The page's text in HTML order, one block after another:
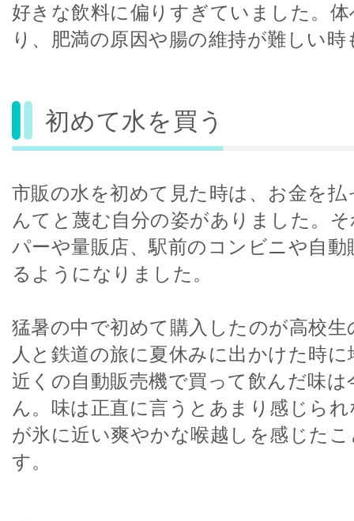
好きな飲料に偏りすぎていました。
り、肥満の原因や腸の維持が難しい
初めて水を買う
市販の水を初めて見た時は、お金を
んてと蔑む自分の姿がありました。
パーや量販店、駅前のコンビニや自動
るようになりました。
猛暑の中で初めて購入したのが高校生
人と鉄道の旅に夏休みに出かけた時
近くの自動販売機で買って飲んだ味
ん。味は正直に言うとあまり感じら
が氷に近い爽やかな喉越しを感じた
す。